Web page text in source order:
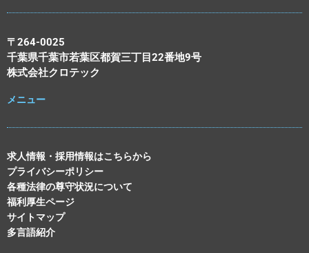
〒264-0025
千葉県千葉市若葉区都賀三丁目22番地9号
株式会社クロテック
メニュー
求人情報・採用情報はこちらから
プライバシーポリシー
各種法律の尊守状況について
福利厚生ページ
サイトマップ
多言語紹介